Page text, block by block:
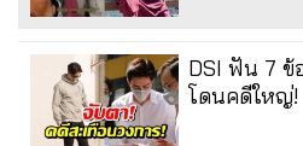
DSI ฟัน 7
โดนคดีใหญ่!